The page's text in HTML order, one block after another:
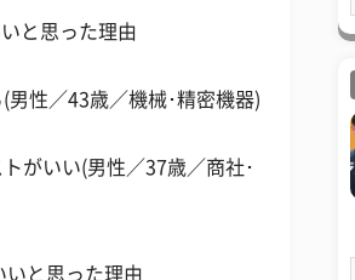
と思った理由
男性／43歳／機械･精密機器)
がいい(男性／37歳／商社･
と思った理由